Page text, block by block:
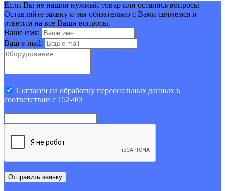
Если Вы не нашли нужный товар или остались вопросы
Оставляйте заявку и мы обязательно с Вами свяжемся и
ответим на все Ваши вопросы.
Ваше имя:
Ваш e-mail:
Cогласен на обработку персональных данных в
соответствии с 152-ФЗ
Отправить заявку